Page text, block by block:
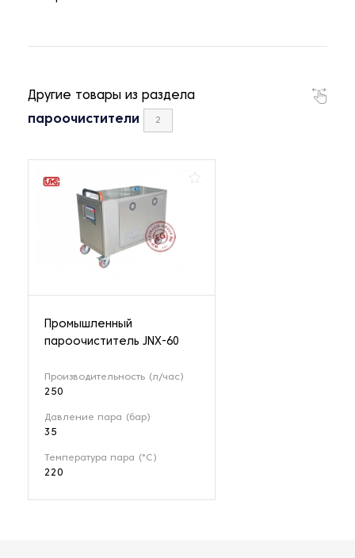
Другие товары из раздела
пароочистители 2
Промышленный
пароочиститель JNX-60
Производительность (л/час)
250
Давление пара (бар)
35
Температура пара (°С)
220